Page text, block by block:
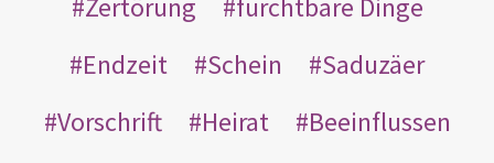
Zertörung
furchtbare Dinge
Endzeit
Schein
Saduzäer
Vorschrift
Heirat
Beeinflussen